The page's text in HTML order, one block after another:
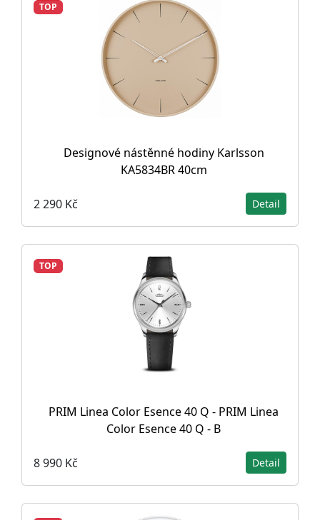
TOP
Designové nástěnné hodiny Karlsson
KA5834BR 40cm
2 290 Kč Detail
TOP
PRIM Linea Color Esence 40 Q - PRIM Linea
Color Esence 40 Q - B
8 990 Kč Detail